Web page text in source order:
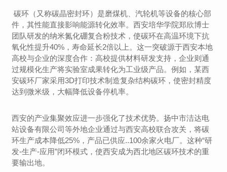
碳环（又称碳晶密封环）是磨煤机、汽轮机等设备的核心部
件，其性能直接影响能源转化效率。西安培华学院郑欣博士
团队研发的纳米氮化硼复合粉技术，使碳环在高温环境下抗
氧化性提升40%，寿命延长2倍以上。这一突破源于西安本地
高校与企业的深度合作：高校提供材料研发支持，企业则通
过规模化生产将实验室成果转化为工业级产品。例如，某西
安碳环厂家采用3D打印技术制造复杂结构碳环，使密封精度
达到微米级，大幅降低设备停机率。
西安的产业集聚效应进一步强化了技术优势。扬中市洁达电
站设备有限公司等外地企业通过与西安高校联合攻关，将碳
环生产成本降低25%，产品已供应..100余家火电厂。这种“研
发-生产-应用”闭环模式，使西安成为西北地区碳环技术的重
要输出地。